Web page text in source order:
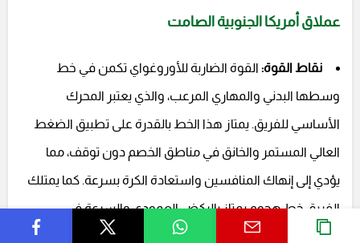
عملاق أمريكا الجنوبية الصامت
نقاط القوة: القوة الضاربة للأوروغواي تكمن في خط
وسطها البدني والمهاري المرعب، والذي يعتبر المحرك
الأساسي للفريق. يمتاز هذا الخط بالقدرة على تطبيق الضغط
العالي المستمر والخانق في مناطق الخصم دون توقف، مما
يؤدي إلى إنهاك المنافسين واستعادة الكرة بسرعة. كما يمتلك
الفريق خط هجوم يمتاز بالركض العمودي والسرعة في
التحولات، والقدرة على استغلال المساحات المفتوحة بفاعلية